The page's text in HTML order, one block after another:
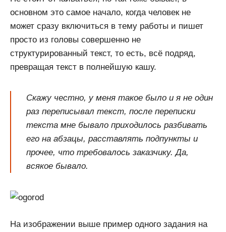
основном это самое начало, когда человек не
может сразу включиться в тему работы и пишет
просто из головы совершенно не
структурированный текст, то есть, всё подряд,
превращая текст в полнейшую кашу.
Скажу честно, у меня такое было и я не один
раз переписывал текст, после переписки
текста мне бывало приходилось разбивать
его на абзацы, расставлять подпункты и
прочее, что требовалось заказчику. Да,
всякое бывало.
На изображении выше пример одного задания на